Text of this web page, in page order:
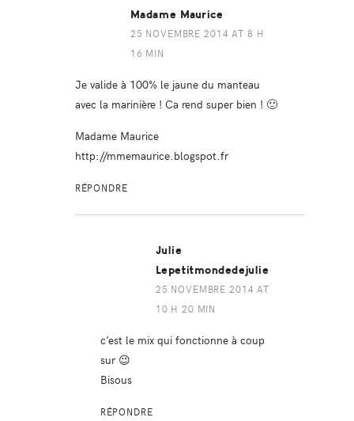
Madame Maurice
25 NOVEMBRE 2014 AT 8 H
16 MIN
Je valide à 100% le jaune du manteau
avec la marinière ! Ca rend super bien ! 🙂
Madame Maurice
http://mmemaurice.blogspot.fr
RÉPONDRE
Julie
Lepetitmondedejulie
25 NOVEMBRE 2014 AT
10 H 20 MIN
c’est le mix qui fonctionne à coup
sur 😉
Bisous
RÉPONDRE